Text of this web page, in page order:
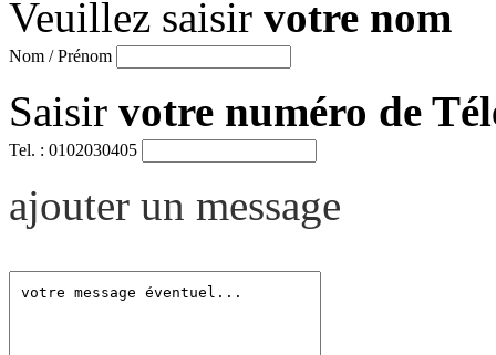
Veuillez saisir votre nom
Nom / Prénom
Saisir votre numéro de
Tel. : 0102030405
ajouter un message